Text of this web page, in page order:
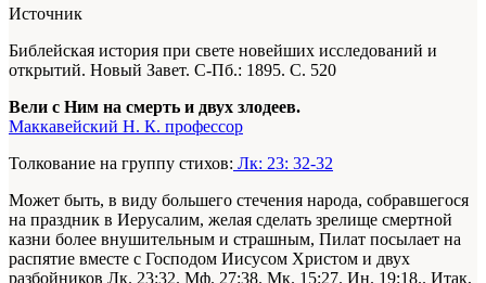
Источник
Библейская история при свете новейших исследований и
открытий. Новый Завет. С-Пб.: 1895. С. 520
Вели с Ним на смерть и двух злодеев.
Маккавейский Н. К. профессор
Толкование на группу стихов: Лк: 23: 32-32
Может быть, в виду большего стечения народа, собравшегося
на праздник в Иерусалим, желая сделать зрелище смертной
казни более внушительным и страшным, Пилат посылает на
распятие вместе с Господом Иисусом Христом и двух
разбойников Лк. 23:32. Мф. 27:38. Мк. 15:27. Ин. 19:18.. Итак,